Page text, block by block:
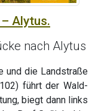
Alytus.
nach Alytus
und die Landstraße
führt der Wald-
biegt dann links